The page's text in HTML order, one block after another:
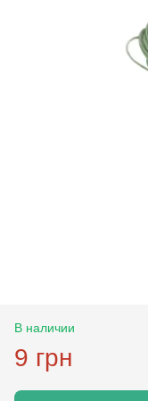
В наличии
9 грн